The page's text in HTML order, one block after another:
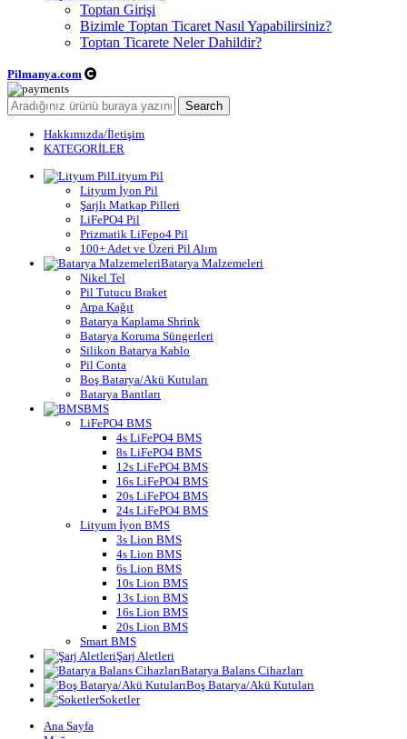
Toptan Girişi
Bizimle Toptan Ticaret Nasıl Yapabilirsiniz?
Toptan Ticarete Neler Dahildir?
Pilmanya.com
Search
Hakkımızda/İletişim
KATEGORİLER
Lityum Pil
Lityum İyon Pil
Şarjlı Matkap Pilleri
LiFePO4 Pil
Prizmatik LiFepo4 Pil
100+ Adet ve Üzeri Pil Alım
Batarya Malzemeleri
Nikel Tel
Pil Tutucu Braket
Arpa Kağıt
Batarya Kaplama Shrink
Batarya Koruma Süngerleri
Silikon Batarya Kablo
Pil Conta
Boş Batarya/Akü Kutuları
Batarya Bantları
BMS
LiFePO4 BMS
4s LiFePO4 BMS
8s LiFePO4 BMS
12s LiFePO4 BMS
16s LiFePO4 BMS
20s LiFePO4 BMS
24s LiFePO4 BMS
Lityum İyon BMS
3s Lion BMS
4s Lion BMS
6s Lion BMS
10s Lion BMS
13s Lion BMS
16s Lion BMS
20s Lion BMS
Smart BMS
Şarj Aletleri
Batarya Balans Cihazları
Boş Batarya/Akü Kutuları
Soketler
Ana Sayfa